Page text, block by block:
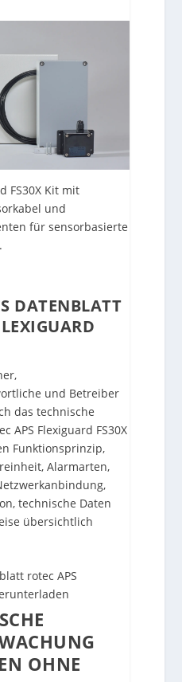
FS30X Kit mit
und
für sensorbasierte
DATENBLATT
und Betreiber
das technische
APS Flexiguard FS30X
Funktionsprinzip,
Alarmarten,
technische Daten
übersichtlich
rotec APS
OHNE